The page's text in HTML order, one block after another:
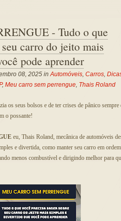
- Tudo o que
carro do jeito mais
pode aprender
08, 2025 inAutomóveis, Carros,
, Meu carro sem perrengue, Thais Roland
os seus bolsos e de ter crises de pânico sempre
o possante!
eu, Thais Roland, mecânica de automóveis
e divertida, como manter seu carro em
menos combustível e dirigindo melhor para